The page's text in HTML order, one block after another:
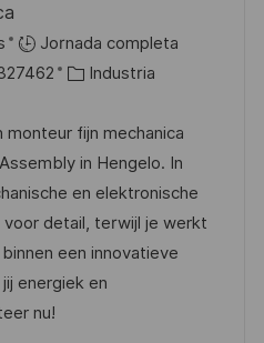
Jornada completa
C
t
e
g
o
r
í
Industria
monteur fijn mechanica
in Hengelo. In
en elektronische
detail, terwijl je werkt
een innovatieve
energiek en
nu!